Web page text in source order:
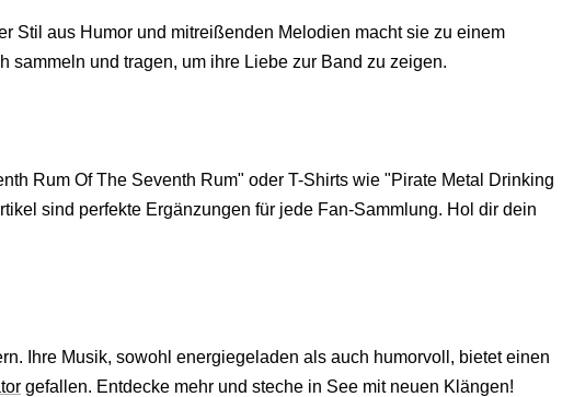
Stil aus Humor und mitreißenden Melodien macht sie zu einem
sammeln und tragen, um ihre Liebe zur Band zu zeigen.
Rum Of The Seventh Rum" oder T-Shirts wie "Pirate Metal Drinking
sind perfekte Ergänzungen für jede Fan-Sammlung. Hol dir dein
Ihre Musik, sowohl energiegeladen als auch humorvoll, bietet einen
gefallen. Entdecke mehr und steche in See mit neuen Klängen!